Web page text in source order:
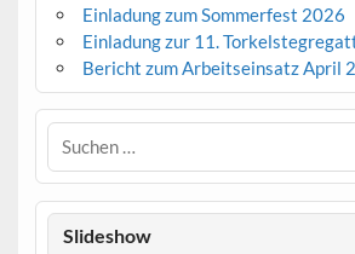
Einladung zum Sommerfest 2026
Einladung zur 11.
Bericht zum Arbeitseinsatz April
Slideshow